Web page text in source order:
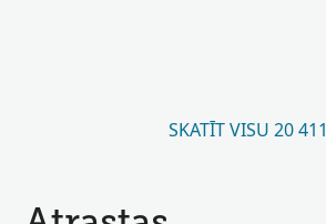
SKATĪT VISU 20 411